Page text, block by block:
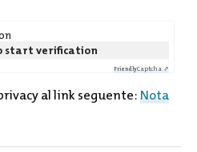
start verification
FriendlyCaptcha ⇗
al link seguente:Nota